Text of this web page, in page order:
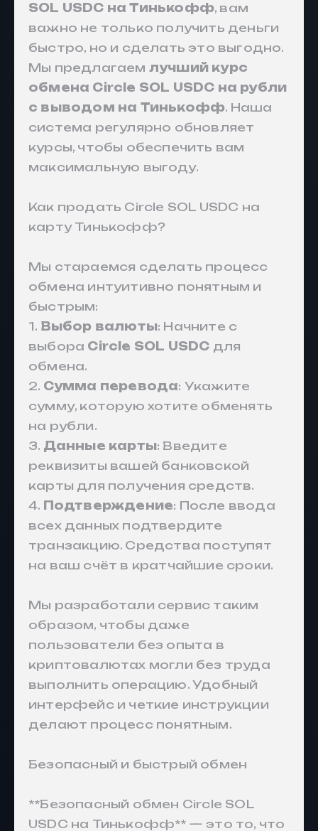
SOL USDC на Тинькофф, вам
важно не только получить деньги
быстро, но и сделать это выгодно.
Мы предлагаем лучший курс
обмена Circle SOL USDC на рубли
с выводом на Тинькофф. Наша
система регулярно обновляет
курсы, чтобы обеспечить вам
максимальную выгоду.
Как продать Circle SOL USDC на
карту Тинькофф?
Мы стараемся сделать процесс
обмена интуитивно понятным и
быстрым:
1. Выбор валюты: Начните с
выбора Circle SOL USDC для
обмена.
2. Сумма перевода: Укажите
сумму, которую хотите обменять
на рубли.
3. Данные карты: Введите
реквизиты вашей банковской
карты для получения средств.
4. Подтверждение: После ввода
всех данных подтвердите
транзакцию. Средства поступят
на ваш счёт в кратчайшие сроки.
Мы разработали сервис таким
образом, чтобы даже
пользователи без опыта в
криптовалютах могли без труда
выполнить операцию. Удобный
интерфейс и четкие инструкции
делают процесс понятным.
Безопасный и быстрый обмен
**Безопасный обмен Circle SOL
USDC на Тинькофф** — это то, что